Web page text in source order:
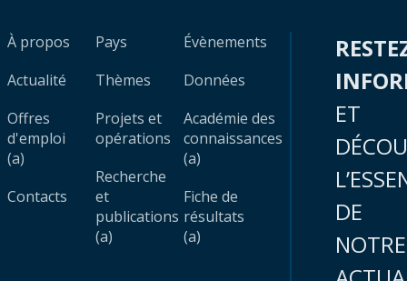
À propos
Actualité
Offres
d'emploi
(a)
Contacts
Pays
Thèmes
Projets et
opérations
Recherche
et
publications
(a)
Évènements
Données
Académie des
connaissances
(a)
Fiche de
résultats
(a)
ET
DE
NOTRE